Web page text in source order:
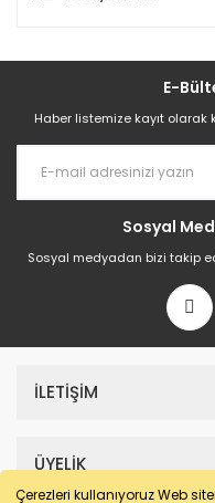
Çerezleri kullanıyoruz Web
E-
Haber listemize kayıt
Sosyal
Sosyal medyadan bizi takip
İLETİŞİM
ÜYELİK